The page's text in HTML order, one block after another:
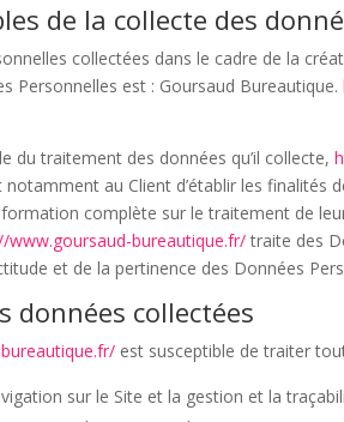
de la collecte des
collectées dans le cadre de la
Personnelles est : Goursaud Bureautique.
du traitement des données qu’il collecte,
notamment au Client d’établir les
complète sur le traitement de
www.goursaud-bureautique.fr/traite des
et de la pertinence des Données
données collectées
est susceptible de traiter
sur le Site et la gestion et la